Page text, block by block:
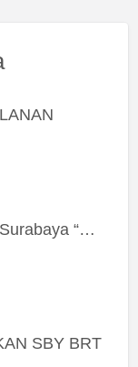
Kost Harian Kota Surabaya “Sierra Kost”
SBY BRT